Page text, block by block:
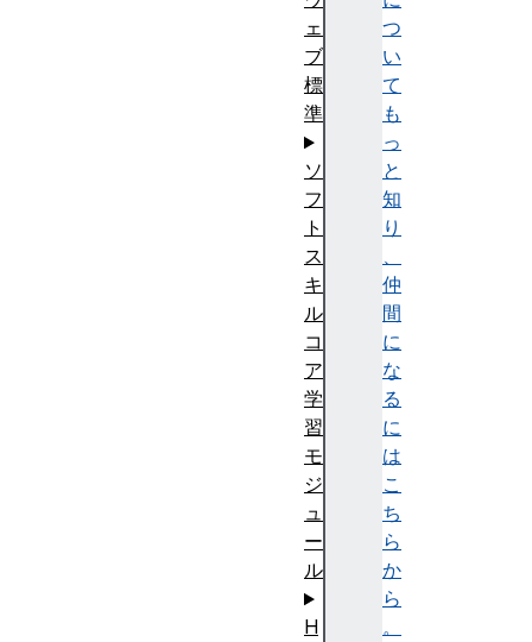
つ
い
て
も
っ
と
知
り
、
仲
間
に
な
る
に
は
こ
ち
ら
か
ら
。
ェ
ブ
標
準
ソ
フ
ト
ス
キ
ル
コ
ア
学
習
モ
ジ
ュ
ー
ル
H